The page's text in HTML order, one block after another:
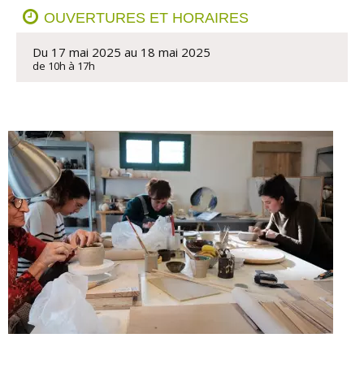
OUVERTURES ET HORAIRES
Du 17 mai 2025 au 18 mai 2025
de 10h à 17h